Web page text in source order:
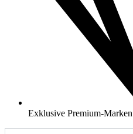
Exklusive Premium-Marken